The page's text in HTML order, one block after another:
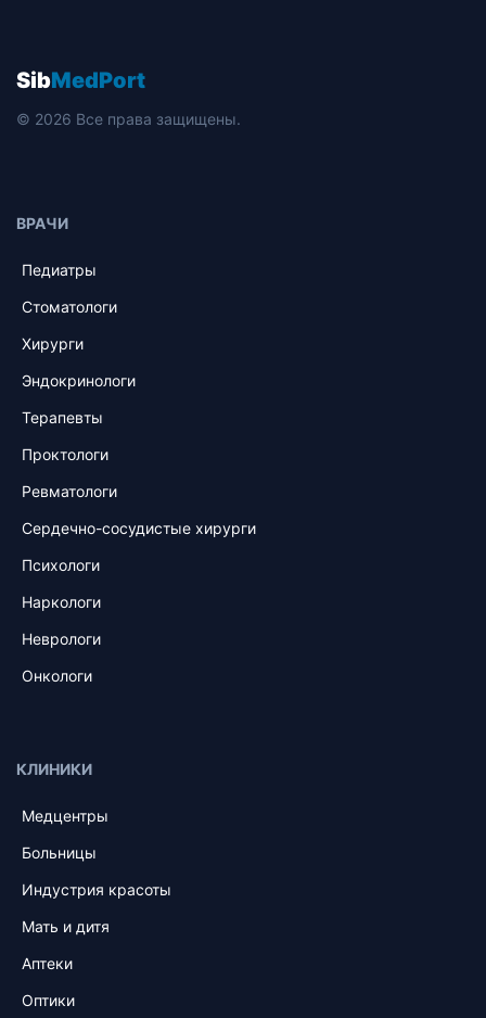
SibMedPort
© 2026 Все права защищены.
ВРАЧИ
Педиатры
Стоматологи
Хирурги
Эндокринологи
Терапевты
Проктологи
Ревматологи
Сердечно-сосудистые хирурги
Психологи
Наркологи
Неврологи
Онкологи
КЛИНИКИ
Медцентры
Больницы
Индустрия красоты
Мать и дитя
Аптеки
Оптики